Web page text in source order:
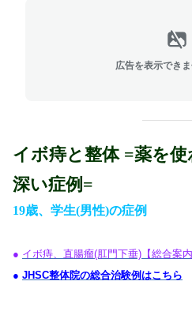
広告を表示でき
イボ痔と整体 =薬を
深い症例=
19歳、学生(男性)の症例
● イボ痔、直腸瘤(肛門下垂)【総合案内
● JHSC整体院の総合治験例はこちら